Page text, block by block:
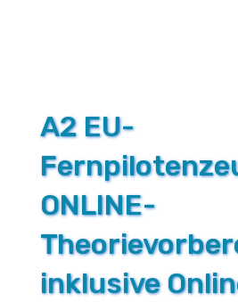
A2 EU-
ONLINE-
inklusive